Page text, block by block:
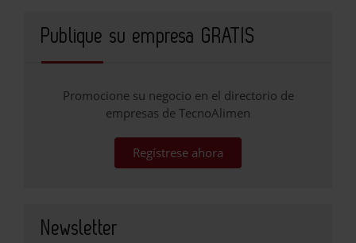
Publique su empresa GRATIS
Promocione su negocio en el directorio de
empresas de TecnoAlimen
Regístrese ahora
Newsletter